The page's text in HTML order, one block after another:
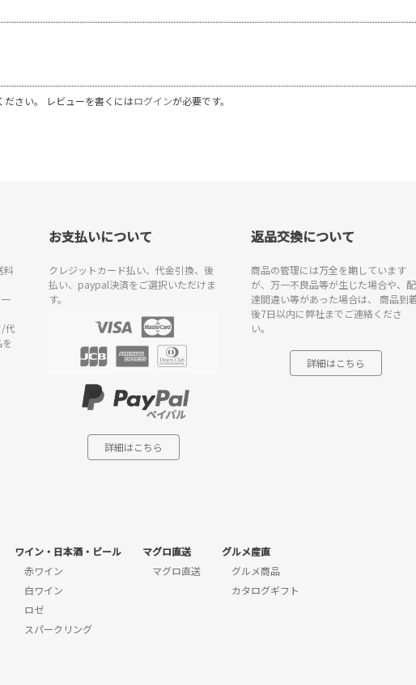
さい。 レビューを書くにはログインが必要です。
料
代
お支払いについて
クレジットカード払い、代金引換、後
払い、paypal決済をご選択いただけま
す。
詳細はこちら
返品交換について
商品の管理には万全を期しています
が、万一不良品等が生じた場合や、配
達間違い等があった場合は、 商品到
後7日以内に弊社までご連絡くださ
い。
詳細はこちら
ワイン・日本酒・ビール
赤ワイン
白ワイン
ロゼ
スパークリング
マグロ直送
マグロ直送
グルメ産直
グルメ商品
カタログギフト